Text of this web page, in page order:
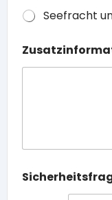
Seefracht